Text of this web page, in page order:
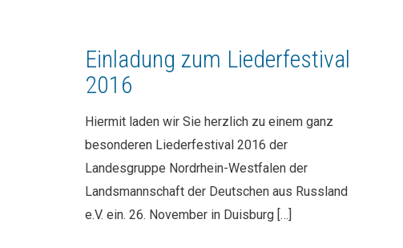
Einladung zum Liederfestival
2016
Hiermit laden wir Sie herzlich zu einem ganz
besonderen Liederfestival 2016 der
Landesgruppe Nordrhein-Westfalen der
Landsmannschaft der Deutschen aus Russland
e.V. ein. 26. November in Duisburg[…]